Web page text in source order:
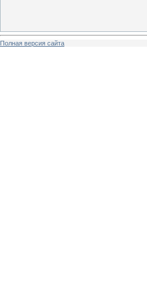
Полная версия сайта